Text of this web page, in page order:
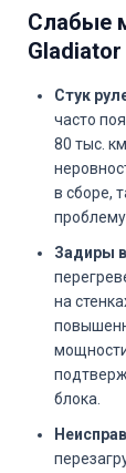
Слабые
Gladiator
Стук
часто
80 тыс.
в сборе,
проблему.
Задиры
на
блока.